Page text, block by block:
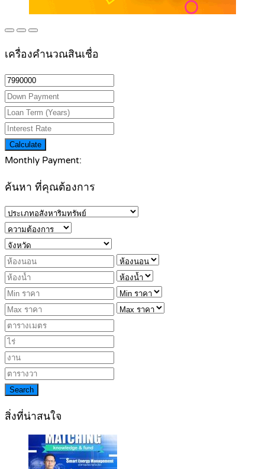
เครื่องคำนวณสินเชื่อ
Calculate
Monthly Payment:
ค้นหา ที่คุณต้องการ
Search
สิ่งที่น่าสนใจ